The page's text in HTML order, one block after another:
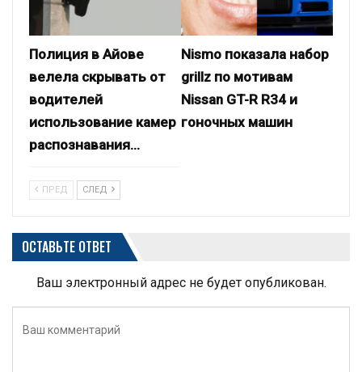
Полиция в Айове
велела скрывать от
водителей
использование камер
распознавания…
Nismo показала набор
grillz по мотивам
Nissan GT-R R34 и
гоночных машин
ПРЕД СЛЕД
ОСТАВЬТЕ ОТВЕТ
Ваш электронный адрес не будет опубликован.